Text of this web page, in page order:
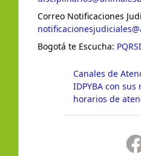
Correo Notificaciones
Bogotá te Escucha:
Canales de
IDPYBA con sus
horarios de